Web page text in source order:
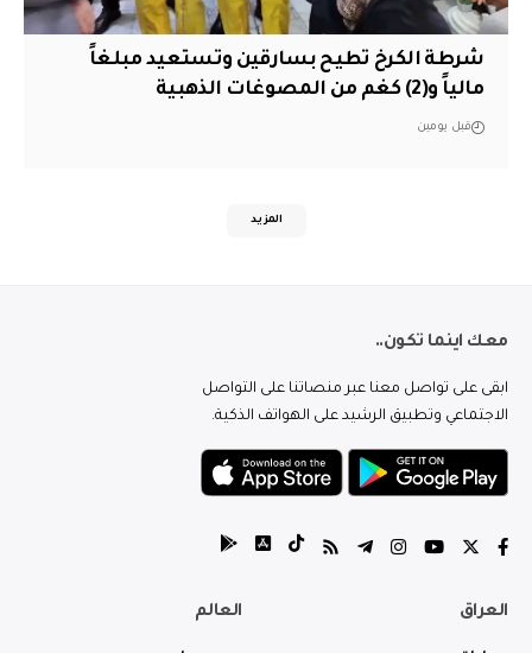
شرطة الكرخ تطيح بسارقين وتستعيد مبلغاً
مالياً و(2) كغم من المصوغات الذهبية
قبل يومين
المزيد
معك اينما تكون..
ابقى على تواصل معنا عبر منصاتنا على التواصل
الاجتماعي وتطبيق الرشيد على الهواتف الذكية.
العراق العالم